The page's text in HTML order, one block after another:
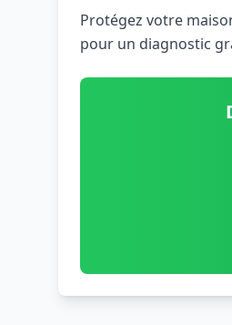
Protégez votre
pour un diagnostic